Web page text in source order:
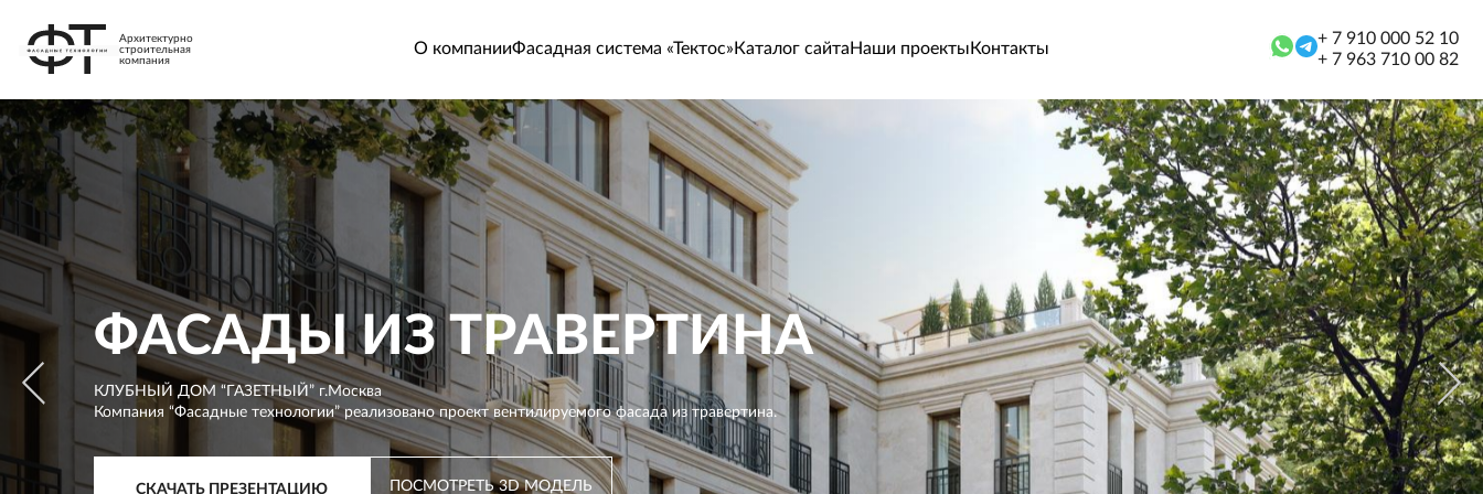
Архитектурно
строительная
компания
О компанииФасадная система «Тектос» Каталог сайта Наши проекты Контакты
+ 7 910 000 52 10
+ 7 963 710 00 82
ФАСАДЫ ИЗ ТРАВЕРТИНА
КЛУБНЫЙ ДОМ “ГАЗЕТНЫЙ” г.Москва
Компания “Фасадные технологии” реализовано проект вентилируемого фасада из травертина.
СКАЧАТЬ ПРЕЗЕНТАЦИЮ ПОСМОТРЕТЬ 3D МОДЕЛЬ
СКАЧАТЬ ПРЕЗЕНТАЦИЮ ПОСМОТРЕТЬ 3D МОДЕЛЬ
СКАЧАТЬ ПРЕЗЕНТАЦИЮ ПОСМОТРЕТЬ 3D МОДЕЛЬ